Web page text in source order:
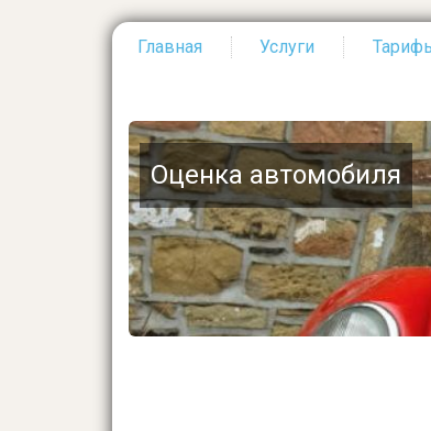
Главная Услуги
Оценка автомобиля